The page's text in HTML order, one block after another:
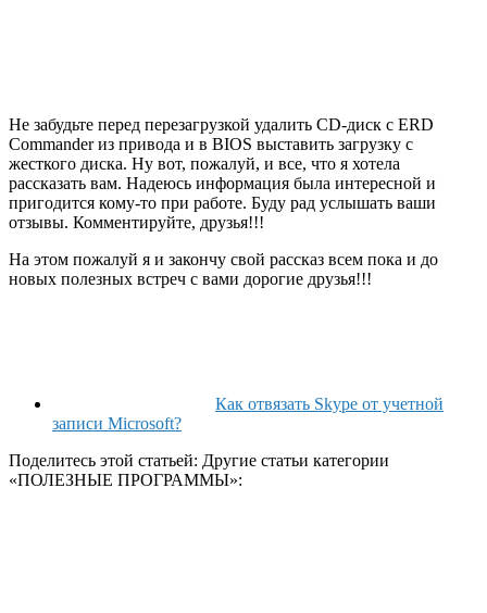
Не забудьте перед перезагрузкой удалить CD-диск с ERD
Commander из привода и в BIOS выставить загрузку с
жесткого диска. Ну вот, пожалуй, и все, что я хотела
рассказать вам. Надеюсь информация была интересной и
пригодится кому-то при работе. Буду рад услышать ваши
отзывы. Комментируйте, друзья!!!
На этом пожалуй я и закончу свой рассказ всем пока и до
новых полезных встреч с вами дорогие друзья!!!
Как отвязать Skype от учетной
записи Microsoft?
Поделитесь этой статьей: Другие статьи категории
«ПОЛЕЗНЫЕ ПРОГРАММЫ»: